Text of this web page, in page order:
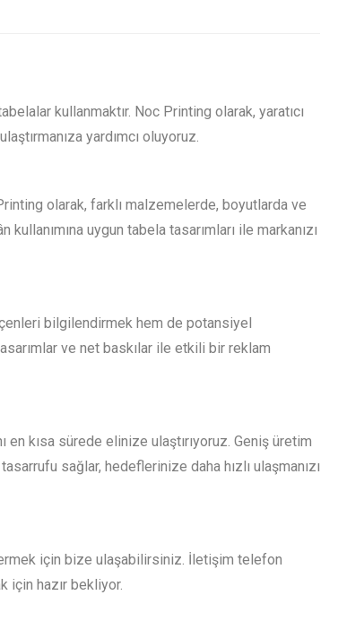
kullanmaktır. Noc Printing olarak, yaratıcı
yardımcı oluyoruz.
olarak, farklı malzemelerde, boyutlarda ve
uygun tabela tasarımları ile markanızı
bilgilendirmek hem de potansiyel
ve net baskılar ile etkili bir reklam
kısa sürede elinize ulaştırıyoruz. Geniş üretim
sağlar, hedeflerinize daha hızlı ulaşmanızı
için bize ulaşabilirsiniz. İletişim telefon
için hazır bekliyor.